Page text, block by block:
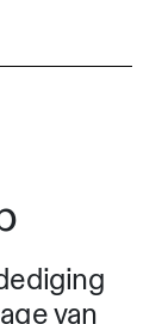
en
vaag